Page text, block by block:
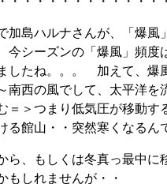
加島ハルナさんが、「爆風
今シーズンの「爆風」頻
したね。。。 加えて、爆
南西の風でして、太平洋
＝＞つまり低気圧が移動
る館山・・突然寒くなるん
ら、もしくは冬真っ最中
もしれませんが・・